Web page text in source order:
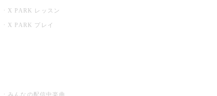
X PARK レッスン
X PARK プレイ
みんなの配信中楽曲